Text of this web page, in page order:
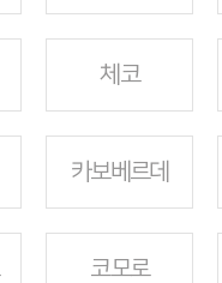
체코
카보베르데
코모로